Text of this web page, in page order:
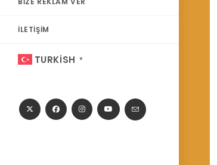
İLETIŞIM
TURKISH ▼